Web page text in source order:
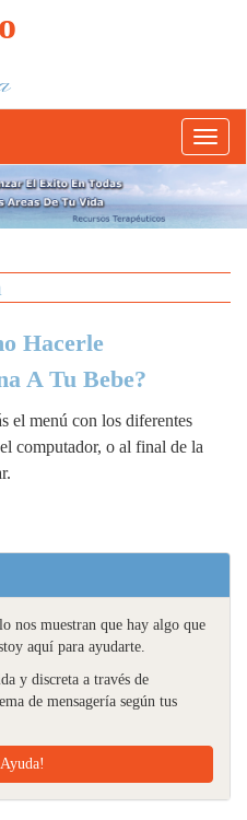
Abrír/
el
menú
Hacerle
A Tu Bebe?
el menú con los diferentes
computador, o al final de la
nos muestran que hay algo que
aquí para ayudarte.
y discreta a través de
de mensagería según tus